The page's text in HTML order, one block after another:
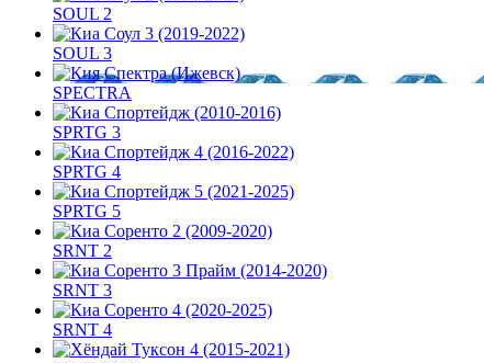
SOUL 2
SOUL 3
SPECTRA
SPRTG 3
SPRTG 4
SPRTG 5
SRNT 2
SRNT 3
SRNT 4